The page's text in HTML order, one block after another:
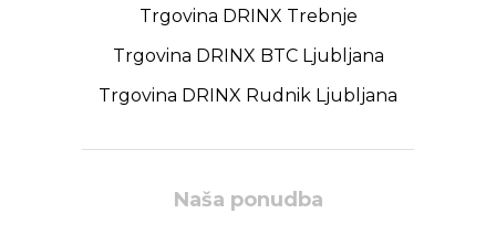
Trgovina DRINX Trebnje
Trgovina DRINX BTC Ljubljana
Trgovina DRINX Rudnik Ljubljana
Naša ponudba